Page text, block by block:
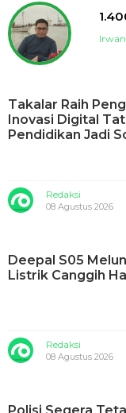
Irwan
Takalar Raih
Inovasi Digital
Pendidikan Jadi
Redaksi
08 Agustus 2026
Deepal S05
Listrik Canggih
Redaksi
08 Agustus 2026